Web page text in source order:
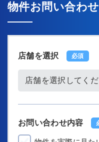
物件お問い合わせ